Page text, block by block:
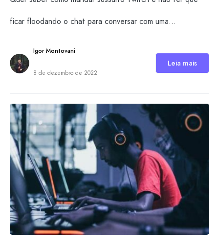
ficar floodando o chat para conversar com uma…
Igor Montovani
8 de dezembro de 2022
Leia mais